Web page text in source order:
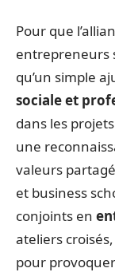
Pour que
entrepreneurs
qu’un simple
sociale et
dans les
une
valeurs
et business
conjoints en
ateliers
pour